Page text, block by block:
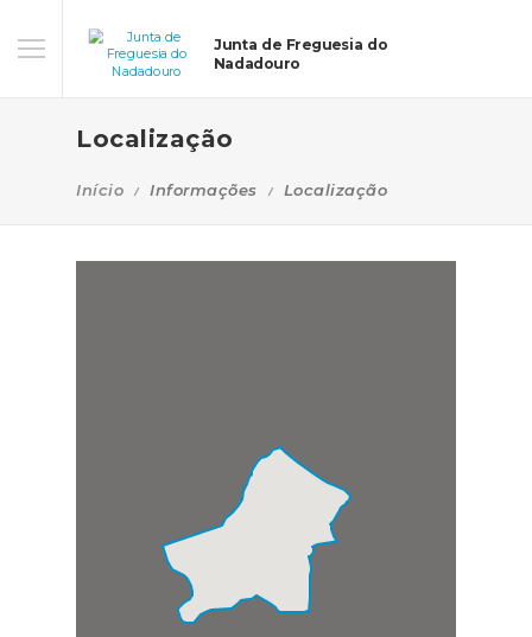
Junta de Freguesia do
Nadadouro
Localização
Início Informações Localização